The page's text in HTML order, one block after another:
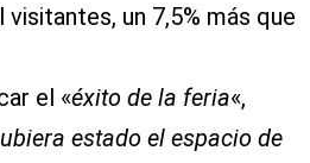
visitantes, un 7,5% más que
el «éxito de la feria«,
estado el espacio de